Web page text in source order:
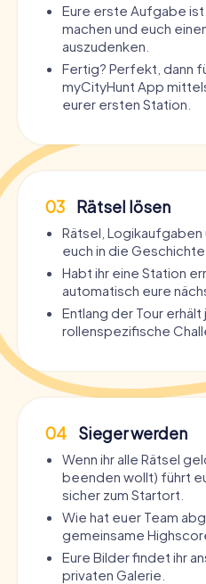
Eure erste Aufgabe
machen und euch
auszudenken.
Fertig? Perfekt, dann
myCityHunt App
eurer ersten Station.
03 Rätsel lösen
Rätsel, Logikaufgaben
euch in die Geschichte
Habt ihr eine Station
automatisch eure
Entlang der Tour
rollenspezifische
04 Sieger werden
Wenn ihr alle Rätsel
beenden wollt) führt
sicher zum Startort.
Wie hat euer Team
gemeinsame
Eure Bilder findet ihr
privaten Galerie.